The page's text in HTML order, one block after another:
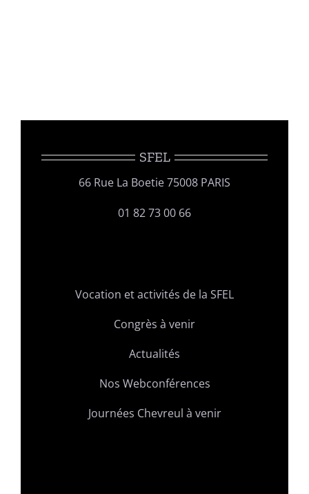
SFEL
66 Rue La Boetie 75008 PARIS
01 82 73 00 66
Vocation et activités de la SFEL
Congrès à venir
Actualités
Nos Webconférences
Journées Chevreul à venir